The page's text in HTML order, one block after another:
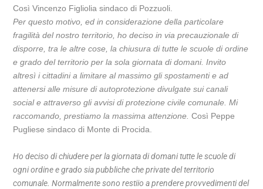
Così Vincenzo Figliolia sindaco di Pozzuoli.
Per questo motivo, ed in considerazione della particolare
fragilità del nostro territorio, ho deciso in via precauzionale di
disporre, tra le altre cose, la chiusura di tutte le scuole di ordine
e grado del territorio per la sola giornata di domani. Invito
altresì i cittadini a limitare al massimo gli spostamenti e ad
attenersi alle misure di autoprotezione divulgate sui canali
social e attraverso gli avvisi di protezione civile comunale. Mi
raccomando, prestiamo la massima attenzione. Così Peppe
Pugliese sindaco di Monte di Procida.
Ho deciso di chiudere per la giornata di domani tutte le scuole di
ogni ordine e grado sia pubbliche che private del territorio
comunale. Normalmente sono restiio a prendere provvedimenti del